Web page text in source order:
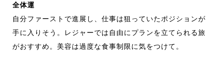
全体運
自分ファーストで進展し、仕事は狙っていたポジションが
手に入りそう。レジャーでは自由にプランを立てられる旅
がおすすめ。美容は過度な食事制限に気をつけて。